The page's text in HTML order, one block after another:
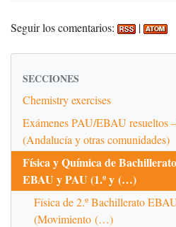
Seguir los comentarios: |
SECCIONES
Chemistry exercises
Exámenes PAU/EBAU resueltos
(Andalucía y otras comunidades)
Física y Química de
EBAU y PAU (1.º y (…)
Física de 2.º Bachillerato
(Movimiento (…)